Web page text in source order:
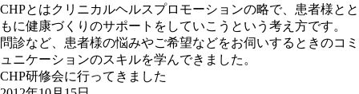
CHPとはクリニカルヘルスプロモーションの略で、患者様とと
もに健康づくりのサポートをしていこうという考え方です。
問診など、患者様の悩みやご希望などをお伺いするときのコミ
ュニケーションのスキルを学んできました。
CHP研修会に行ってきました